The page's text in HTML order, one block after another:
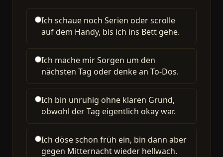
Ich schaue noch Serien oder scrolle
auf dem Handy, bis ich ins Bett gehe.
Ich mache mir Sorgen um den
nächsten Tag oder denke an To-Dos.
Ich bin unruhig ohne klaren Grund,
obwohl der Tag eigentlich okay war.
Ich döse schon früh ein, bin dann aber
gegen Mitternacht wieder hellwach.